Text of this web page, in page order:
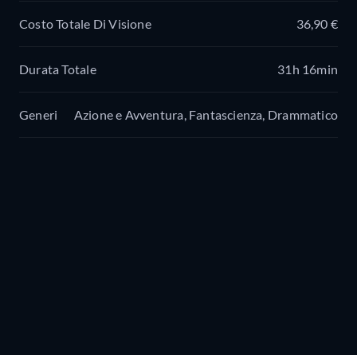
Costo Totale Di Visione 36,90 €
Durata Totale 31h 16min
Generi Azione e Avventura, Fantascienza, Drammatico